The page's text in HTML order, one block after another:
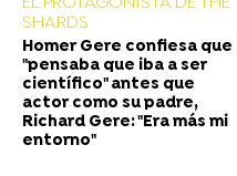
SHARDS
Homer Gere confiesa que
"pensaba que iba a ser
científico" antes que
actor como su padre,
Richard Gere: "Era más mi
entorno"